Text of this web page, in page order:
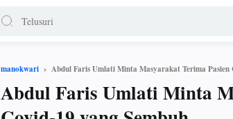
manokwari Abdul Faris Umlati Minta Masyarakat Terima Pasien
Abdul Faris Umlati Minta